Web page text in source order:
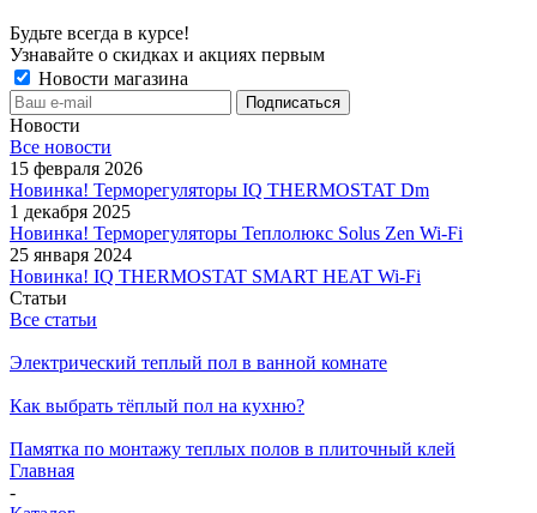
Будьте всегда в курсе!
Узнавайте о скидках и акциях первым
Новости магазина
Новости
Все новости
15 февраля 2026
Новинка! Терморегуляторы IQ THERMOSTAT Dm
1 декабря 2025
Новинка! Терморегуляторы Теплолюкс Solus Zen Wi-Fi
25 января 2024
Новинка! IQ THERMOSTAT SMART HEAT Wi-Fi
Статьи
Все статьи
Электрический теплый пол в ванной комнате
Как выбрать тёплый пол на кухню?
Памятка по монтажу теплых полов в плиточный клей
Главная
-